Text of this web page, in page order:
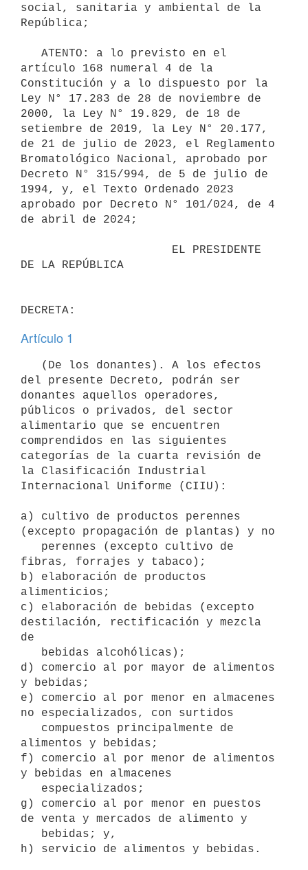
social, sanitaria y ambiental de la
República;
artículo 168 numeral 4 de la
Constitución y a lo dispuesto por la
Ley N° 17.283 de 28 de noviembre de
2000, la Ley N° 19.829, de 18 de
setiembre de 2019, la Ley N° 20.177,
de 21 de julio de 2023, el Reglamento
Bromatológico Nacional, aprobado por
Decreto N° 315/994, de 5 de julio de
1994, y, el Texto Ordenado 2023
aprobado por Decreto N° 101/024, de 4
de abril de 2024;
DE LA REPÚBLICA
Artículo 1
del presente Decreto, podrán ser
donantes aquellos operadores,
públicos o privados, del sector
alimentario que se encuentren
comprendidos en las siguientes
categorías de la cuarta revisión de
la Clasificación Industrial
Internacional Uniforme (CIIU):
a) cultivo de productos perennes
(excepto propagación de plantas) y no
fibras, forrajes y tabaco);
b) elaboración de productos
alimenticios;
c) elaboración de bebidas (excepto
destilación, rectificación y mezcla
de
d) comercio al por mayor de alimentos
y bebidas;
e) comercio al por menor en almacenes
no especializados, con surtidos
alimentos y bebidas;
f) comercio al por menor de alimentos
y bebidas en almacenes
g) comercio al por menor en puestos
de venta y mercados de alimento y
h) servicio de alimentos y bebidas.